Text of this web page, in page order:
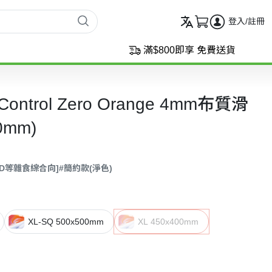
登入/註冊
滿$800即享 免費送貨
Zero Orange 4mm布質滑
等雜食綜合向]#簡約款(淨色)
XL-SQ 500x500mm XL 450x400mm